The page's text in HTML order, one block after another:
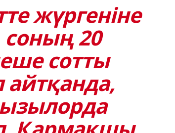
жүргеніне
20
сотты
айтқанда,